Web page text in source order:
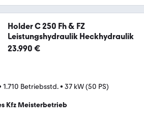
Holder C 250 Fh & FZ
Leistungshydraulik Heckhydraulik
23.990 €
1.710 Betriebsstd.• 37 kW (50 PS)
Kfz Meisterbetrieb